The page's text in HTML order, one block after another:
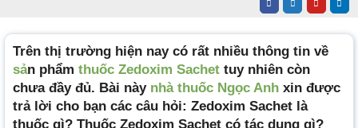
Trên thị trường hiện nay có rất nhiều thông tin về
sản phẩm thuốc Zedoxim Sachet tuy nhiên còn
chưa đầy đủ. Bài này nhà thuốc Ngọc Anh xin được
trả lời cho bạn các câu hỏi: Zedoxim Sachet là
thuốc gì? Thuốc Zedoxim Sachet có tác dụng gì?